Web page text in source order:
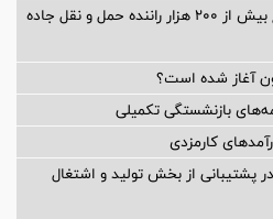
آغاز اجرای بیمه تکمیلی جامع بیش از ۲۰۰ هزار راننده حمل و نقل جاده
آغاز شده است؟
بازنشستگی تکمیلی
کارمزدی
پشتیبانی از بخش تولید و اشتغال